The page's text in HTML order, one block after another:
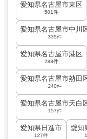
愛知県名古屋市東区
501件
愛知県名古屋市中川
335件
愛知県名古屋市港区
288件
愛知県名古屋市熱田
240件
愛知県名古屋市天白
157件
愛知県日進市
127件
愛知